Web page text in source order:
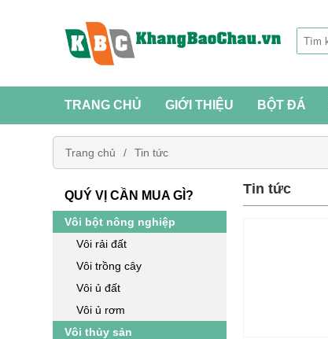
TRANG CHỦ GIỚI THIỆU BỘT ĐÁ
Trang chủ Tin tức
Tin tức
QUÝ VỊ CẦN MUA GÌ?
Vôi bột nông nghiệp
Vôi rải đất
Vôi trồng cây
Vôi ủ đất
Vôi ủ rơm
Vôi thủy sản